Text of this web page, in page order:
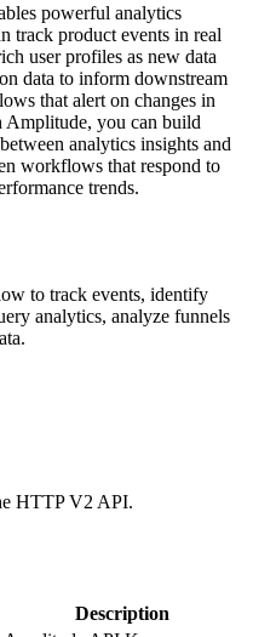
powerful analytics
track product events in real
user profiles as new data
data to inform downstream
that alert on changes in
you can build
analytics insights and
workflows that respond to
trends.
to track events, identify
analytics, analyze funnels
HTTP V2 API.
Description